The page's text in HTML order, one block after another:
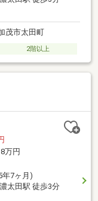
茂市太田町
2階以上
8万円
年7ヶ月)
太田駅 徒歩3分